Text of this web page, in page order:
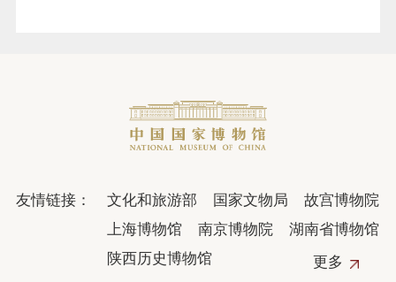
友情链接： 文化和旅游部 国家文物局
故宫博物院
上海博物馆
南京博物院
湖南省博物馆
陕西历史博物馆
更多